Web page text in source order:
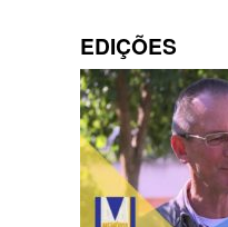
EDIÇÕES